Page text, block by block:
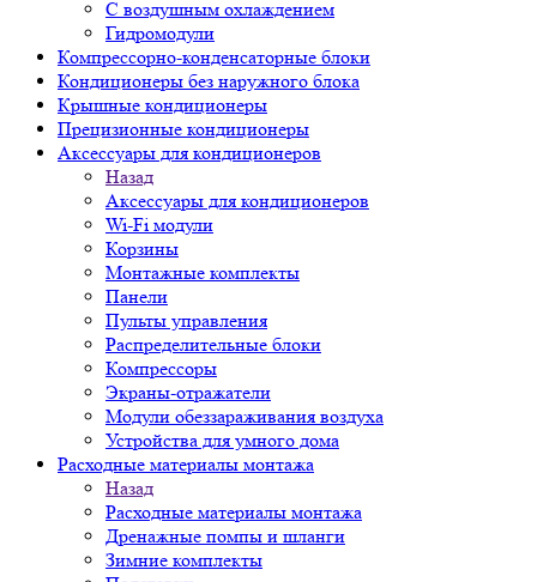
С воздушным охлаждением
Гидромодули
Компрессорно-конденсаторные блоки
Кондиционеры без наружного блока
Крышные кондиционеры
Прецизионные кондиционеры
Аксессуары для кондиционеров
Назад
Аксессуары для кондиционеров
Wi-Fi модули
Корзины
Монтажные комплекты
Панели
Пульты управления
Распределительные блоки
Компрессоры
Экраны-отражатели
Модули обеззараживания воздуха
Устройства для умного дома
Расходные материалы монтажа
Назад
Расходные материалы монтажа
Дренажные помпы и шланги
Зимние комплекты